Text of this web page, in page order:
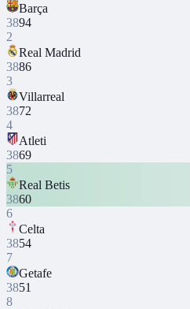
Barça
3894
2
Real Madrid
3886
3
Villarreal
3872
4
Atleti
3869
5
Real Betis
3860
6
Celta
3854
7
Getafe
3851
8